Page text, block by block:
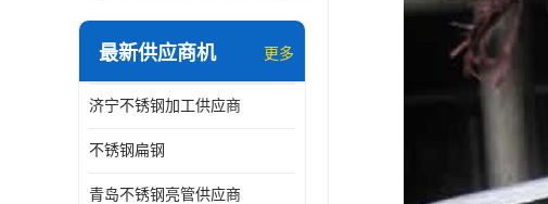
最新供应商机 更多
济宁不锈钢加工供应商
不锈钢扁钢
青岛不锈钢亮管供应商